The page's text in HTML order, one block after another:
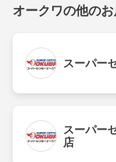
オークワの他のお
スーパー
スーパー
店